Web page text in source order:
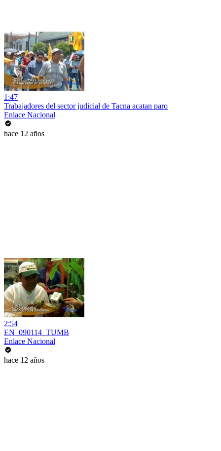
1:47
Trabajadores del sector judicial de Tacna acatan paro
Enlace Nacional
hace 12 años
2:54
EN_090114_TUMB
Enlace Nacional
hace 12 años